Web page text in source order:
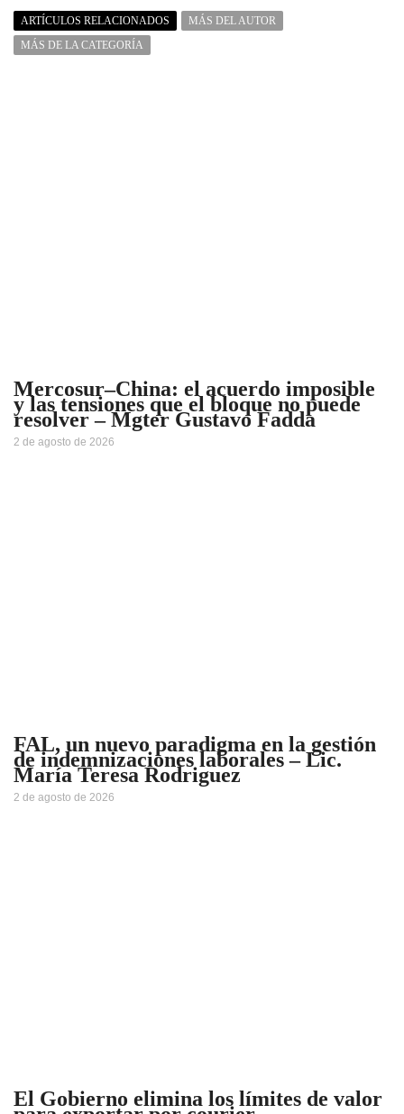
ARTÍCULOS RELACIONADOS
MÁS DEL AUTOR
MÁS DE LA CATEGORÍA
Mercosur–China: el acuerdo imposible
y las tensiones que el bloque no puede
resolver – Mgter Gustavo Fadda
2 de agosto de 2026
FAL, un nuevo paradigma en la gestión
de indemnizaciones laborales – Lic.
María Teresa Rodriguez
2 de agosto de 2026
El Gobierno elimina los límites de valor